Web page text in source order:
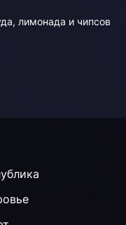
лимонада и чипсов